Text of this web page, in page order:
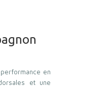
en
et une